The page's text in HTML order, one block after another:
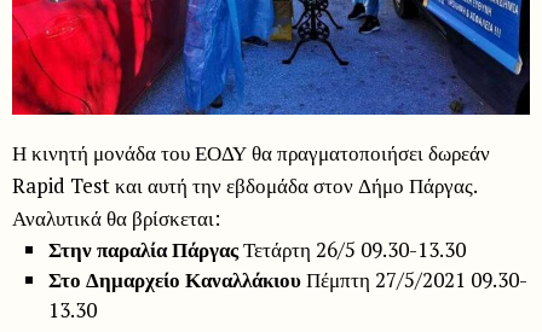
Η κινητή μονάδα του ΕΟΔΥ θα πραγματοποιήσει δωρεάν
Rapid Test και αυτή την εβδομάδα στον Δήμο Πάργας.
Αναλυτικά θα βρίσκεται:
Στην παραλία ΠάργαςΤετάρτη 26/5 09.30-13.30
Στο Δημαρχείο ΚαναλλάκιουΠέμπτη 27/5/2021 09.30-
13.30